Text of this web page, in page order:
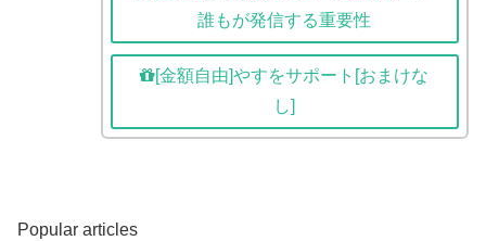
誰もが発信する重要性
[金額自由]やすをサポート[おまけな
し]
Popular articles